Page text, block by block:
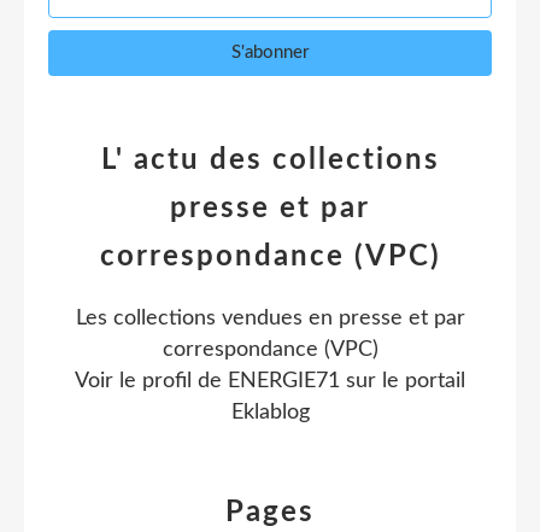
Pages
L' actu des collections
presse et par
correspondance (VPC)
Les collections vendues en presse et par
correspondance (VPC)
Voir le profil de ENERGIE71 sur le portail
Eklablog